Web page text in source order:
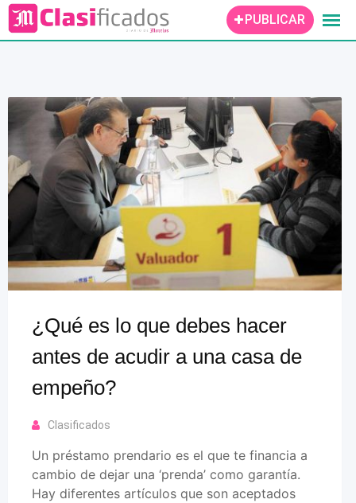
Skip
to
PUBLICAR
¿Qué es lo que debes hacer
antes de acudir a una casa de
empeño?
Clasificados
Un préstamo prendario es el que te financia a
cambio de dejar una ‘prenda’ como garantía.
Hay diferentes artículos que son aceptados